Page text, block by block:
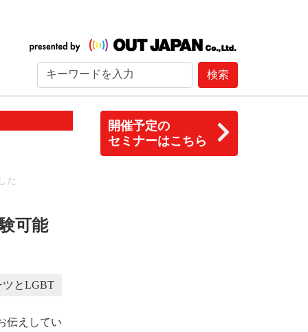
検索
開催予定の
セミナーはこちら
た
可能
ツとLGBT
伝えしてい